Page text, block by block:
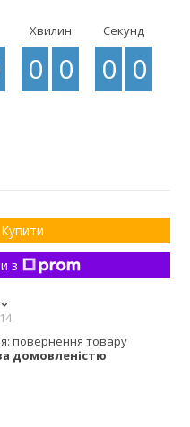
Хвилин
0 0
Секунд
0 0
Купити
з
повернення товару
домовленістю